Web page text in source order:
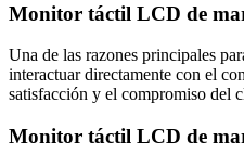
Monitor táctil LCD de
Una de las razones principales
interactuar directamente con el
satisfacción y el compromiso del
Monitor táctil LCD de